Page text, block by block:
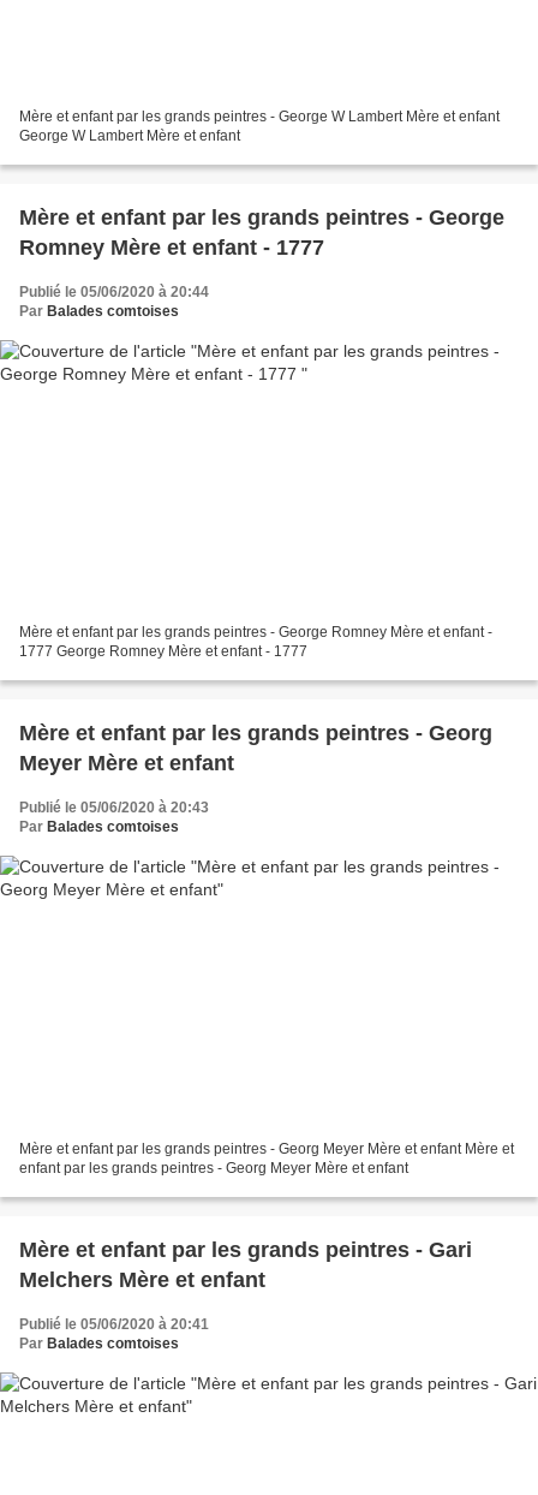
Mère et enfant par les grands peintres - George W Lambert Mère et enfant
George W Lambert Mère et enfant
Mère et enfant par les grands peintres - George
Romney Mère et enfant - 1777
Publié le 05/06/2020 à 20:44
Par Balades comtoises
Mère et enfant par les grands peintres - George Romney Mère et enfant -
1777 George Romney Mère et enfant - 1777
Mère et enfant par les grands peintres - Georg
Meyer Mère et enfant
Publié le 05/06/2020 à 20:43
Par Balades comtoises
Mère et enfant par les grands peintres - Georg Meyer Mère et enfant Mère et
enfant par les grands peintres - Georg Meyer Mère et enfant
Mère et enfant par les grands peintres - Gari
Melchers Mère et enfant
Publié le 05/06/2020 à 20:41
Par Balades comtoises